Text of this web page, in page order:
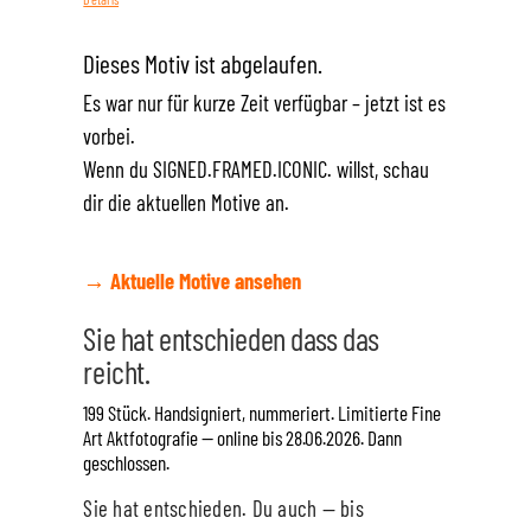
Dieses Motiv ist abgelaufen.
Es war nur für kurze Zeit verfügbar – jetzt ist es
vorbei.
Wenn du SIGNED.FRAMED.ICONIC. willst, schau
dir die aktuellen Motive an.
→ Aktuelle Motive ansehen
Sie hat entschieden dass das
reicht.
199 Stück. Handsigniert, nummeriert. Limitierte Fine
Art Aktfotografie — online bis 28.06.2026. Dann
geschlossen.
Sie hat entschieden. Du auch — bis